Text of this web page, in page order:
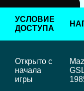
УСЛОВИЕ
ДОСТУПА
Открыто с
начала
игры